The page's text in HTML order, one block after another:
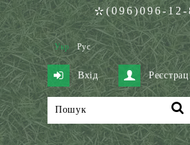
(096)096-12-
Укр Рус
Вхід